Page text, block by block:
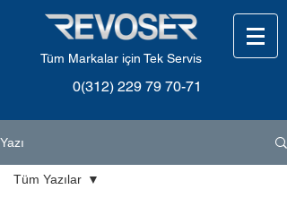
Tüm Markalar için Tek Servis
0(312) 229 79 70-71
Yazı
Tüm Yazılar